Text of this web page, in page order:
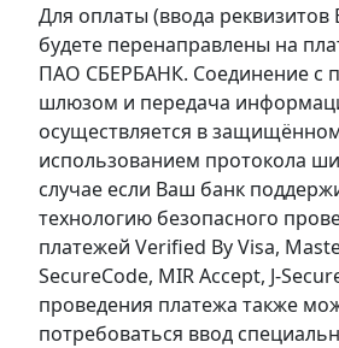
Для оплаты (ввода
будете перенаправлены на
ПАО СБЕРБАНК. Соединение с
шлюзом и передача
осуществляется в
использованием протокола
случае если Ваш банк
технологию безопасного
платежей Verified By Visa,
SecureCode, MIR Accept, J-
проведения платежа также
потребоваться ввод